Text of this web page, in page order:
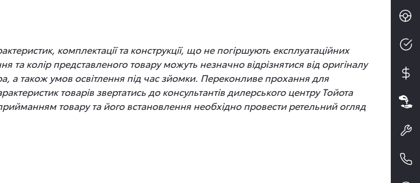
комплектації та конструкції, що не погіршують експлуатаційних
колір представленого товару можуть незначно відрізнятися від оригіналу
а також умов освітлення під час зйомки. Переконливе прохання для
товарів звертатись до консультантів дилерського центру Тойота
товару та його встановлення необхідно провести ретельний огляд